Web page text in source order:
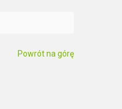
Powrót na górę